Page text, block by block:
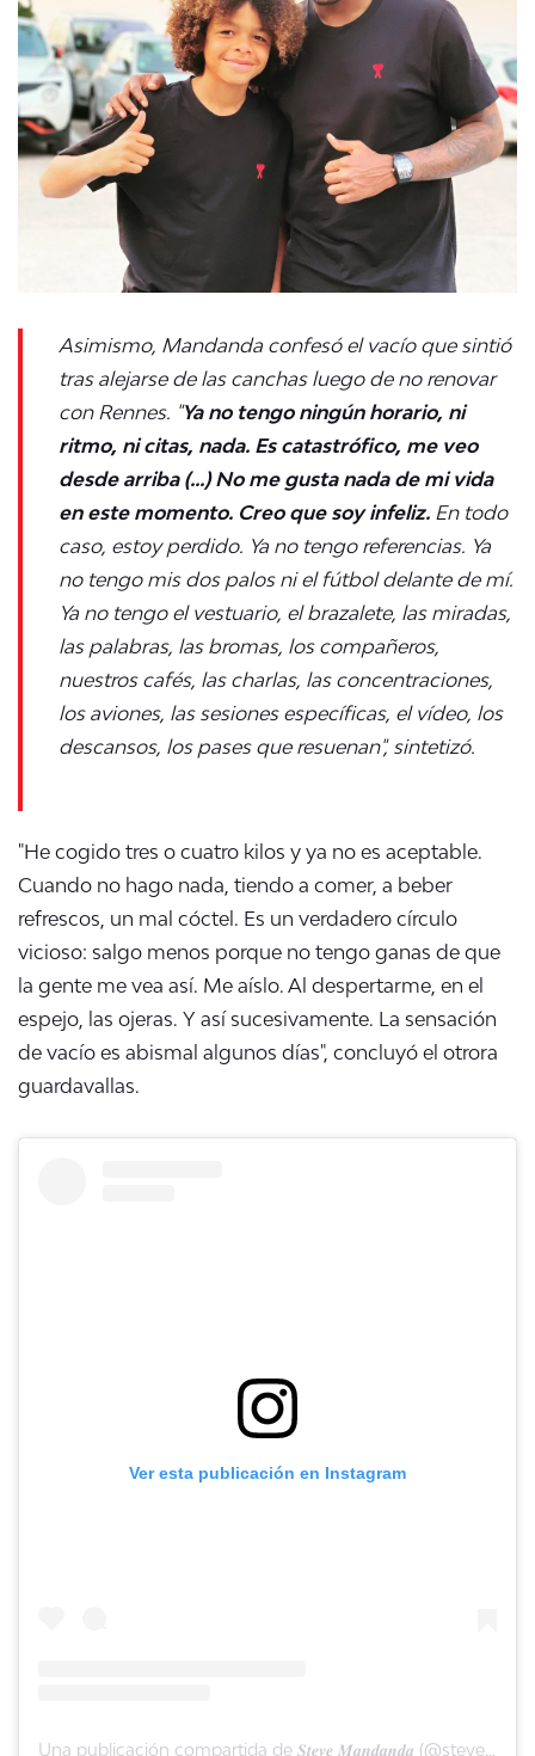
Asimismo, Mandanda confesó el vacío que sintió
tras alejarse de las canchas luego de no renovar
con Rennes. "Ya no tengo ningún horario, ni
ritmo, ni citas, nada. Es catastrófico, me veo
desde arriba (...) No me gusta nada de mi vida
en este momento. Creo que soy infeliz. En todo
caso, estoy perdido. Ya no tengo referencias. Ya
no tengo mis dos palos ni el fútbol delante de mí.
Ya no tengo el vestuario, el brazalete, las miradas,
las palabras, las bromas, los compañeros,
nuestros cafés, las charlas, las concentraciones,
los aviones, las sesiones específicas, el vídeo, los
descansos, los pases que resuenan", sintetizó.
"He cogido tres o cuatro kilos y ya no es aceptable.
Cuando no hago nada, tiendo a comer, a beber
refrescos, un mal cóctel. Es un verdadero círculo
vicioso: salgo menos porque no tengo ganas de que
la gente me vea así. Me aíslo. Al despertarme, en el
espejo, las ojeras. Y así sucesivamente. La sensación
de vacío es abismal algunos días", concluyó el otrora
guardavallas.
Ver esta publicación en Instagram